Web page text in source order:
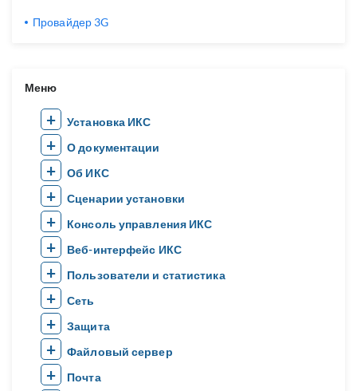
Меню
Установка ИКС
О документации
Об ИКС
Сценарии установки
Консоль управления ИКС
Веб-интерфейс ИКС
Пользователи и статистика
Сеть
Защита
Файловый сервер
Почта
Провайдер 3G